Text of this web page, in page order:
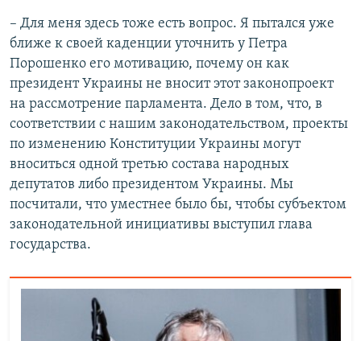
–​ Для меня здесь тоже есть вопрос. Я пытался уже
ближе к своей каденции уточнить у Петра
Порошенко его мотивацию, почему он как
президент Украины не вносит этот законопроект
на рассмотрение парламента. Дело в том, что, в
соответствии с нашим законодательством, проекты
по изменению Конституции Украины могут
вноситься одной третью состава народных
депутатов либо президентом Украины. Мы
посчитали, что уместнее было бы, чтобы субъектом
законодательной инициативы выступил глава
государства.